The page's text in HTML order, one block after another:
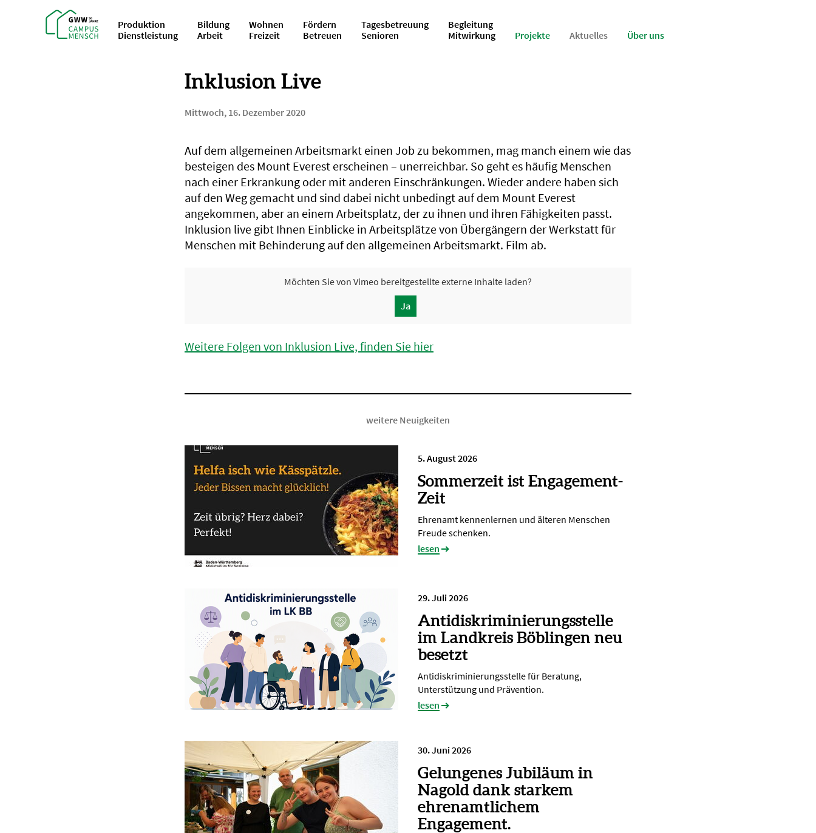
Produktion
Dienstleistung
Bildung
Arbeit
Wohnen
Freizeit
Fördern
Betreuen
Tagesbetreuung
Senioren
Begleitung
Mitwirkung
Projekte Aktuelles Über uns
Inklusion Live
Mittwoch, 16. Dezember 2020
Auf dem allgemeinen Arbeitsmarkt einen Job zu bekommen, mag manch einem wie das
besteigen des Mount Everest erscheinen – unerreichbar. So geht es häufig Menschen
nach einer Erkrankung oder mit anderen Einschränkungen. Wieder andere haben sich
auf den Weg gemacht und sind dabei nicht unbedingt auf dem Mount Everest
angekommen, aber an einem Arbeitsplatz, der zu ihnen und ihren Fähigkeiten passt.
Inklusion live gibt Ihnen Einblicke in Arbeitsplätze von Übergängern der Werkstatt für
Menschen mit Behinderung auf den allgemeinen Arbeitsmarkt. Film ab.
Möchten Sie von Vimeo bereitgestellte externe Inhalte laden?
Ja
Weitere Folgen von Inklusion Live, finden Sie hier
weitere Neuigkeiten
5. August 2026
Sommerzeit ist Engagement-
Zeit
Ehrenamt kennenlernen und älteren Menschen
Freude schenken.
lesen
29. Juli 2026
Antidiskriminierungsstelle
im Landkreis Böblingen neu
besetzt
Antidiskriminierungsstelle für Beratung,
Unterstützung und Prävention.
lesen
30. Juni 2026
Gelungenes Jubiläum in
Nagold dank starkem
ehrenamtlichem
Engagement.